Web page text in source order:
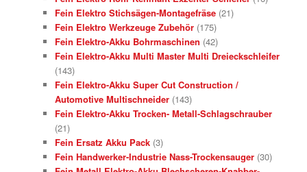
Fein Elektro Stichsägen-Montagefräse (21)
Fein Elektro Werkzeuge Zubehör (175)
Fein Elektro-Akku Bohrmaschinen (42)
Fein Elektro-Akku Multi Master Multi Dreieckschleifer
(143)
Fein Elektro-Akku Super Cut Construction /
Automotive Multischneider (143)
Fein Elektro-Akku Trocken- Metall-Schlagschrauber
(21)
Fein Ersatz Akku Pack (3)
Fein Handwerker-Industrie Nass-Trockensauger (30)